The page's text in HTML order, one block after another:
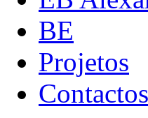
BE
Projetos
Contactos